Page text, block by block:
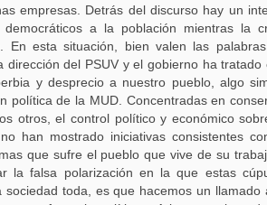
empresas. Detrás del discurso hay un
a la población mientras la
En esta situación, bien valen las
dirección del PSUV y el gobierno ha tratado
y desprecio a nuestro pueblo, algo
política de la MUD. Concentradas en
otros, el control político y económico
han mostrado iniciativas consistentes
que sufre el pueblo que vive de su
la falsa polarización en la que estas
sociedad toda, es que hacemos un llamado